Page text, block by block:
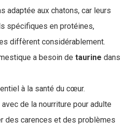
adaptée aux chatons, car leurs
spécifiques en protéines,
diffèrent considérablement.
a besoin de taurine dans
à la santé du cœur.
de la nourriture pour adulte
des carences et des problèmes